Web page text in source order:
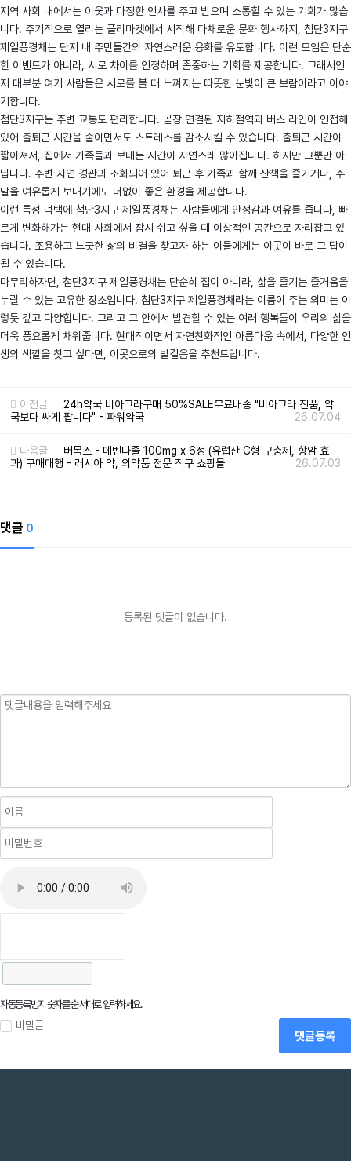
지역 사회 내에서는 이웃과 다정한 인사를 주고 받으며 소통할 수 있는 기회가 많습
니다. 주기적으로 열리는 플리마켓에서 시작해 다채로운 문화 행사까지, 첨단3지구
제일풍경채는 단지 내 주민들간의 자연스러운 융화를 유도합니다. 이런 모임은 단순
한 이벤트가 아니라, 서로 차이를 인정하며 존중하는 기회를 제공합니다. 그래서인
지 대부분 여기 사람들은 서로를 볼 때 느껴지는 따뜻한 눈빛이 큰 보람이라고 이야
기합니다.
첨단3지구는 주변 교통도 편리합니다. 곧장 연결된 지하철역과 버스 라인이 인접해
있어 출퇴근 시간을 줄이면서도 스트레스를 감소시킬 수 있습니다. 출퇴근 시간이
짧아져서, 집에서 가족들과 보내는 시간이 자연스레 많아집니다. 하지만 그뿐만 아
닙니다. 주변 자연 경관과 조화되어 있어 퇴근 후 가족과 함께 산책을 즐기거나, 주
말을 여유롭게 보내기에도 더없이 좋은 환경을 제공합니다.
이런 특성 덕택에 첨단3지구 제일풍경채는 사람들에게 안정감과 여유를 줍니다, 빠
르게 변화해가는 현대 사회에서 잠시 쉬고 싶을 때 이상적인 공간으로 자리잡고 있
습니다. 조용하고 느긋한 삶의 비결을 찾고자 하는 이들에게는 이곳이 바로 그 답이
될 수 있습니다.
마무리하자면, 첨단3지구 제일풍경채는 단순히 집이 아니라, 삶을 즐기는 즐거움을
누릴 수 있는 고유한 장소입니다. 첨단3지구 제일풍경채라는 이름이 주는 의미는 이
렇듯 깊고 다양합니다. 그리고 그 안에서 발견할 수 있는 여러 행복들이 우리의 삶을
더욱 풍요롭게 채워줍니다. 현대적이면서 자연친화적인 아름다움 속에서, 다양한 인
생의 색깔을 찾고 싶다면, 이곳으로의 발걸음을 추천드립니다.
이전글
24h약국 비아그라구매 50%SALE무료배송 "비아그라 진품, 약
국보다 싸게 팝니다" - 파워약국
26.07.04
다음글
버목스 - 메벤다졸 100mg x 6정 (유럽산 C형 구충제, 항암 효
과) 구매대행 - 러시아 약, 의약품 전문 직구 쇼핑몰
26.07.03
댓글 0
등록된 댓글이 없습니다.
자동등록방지 숫자를 순서대로 입력하세요.
비밀글
댓글등록